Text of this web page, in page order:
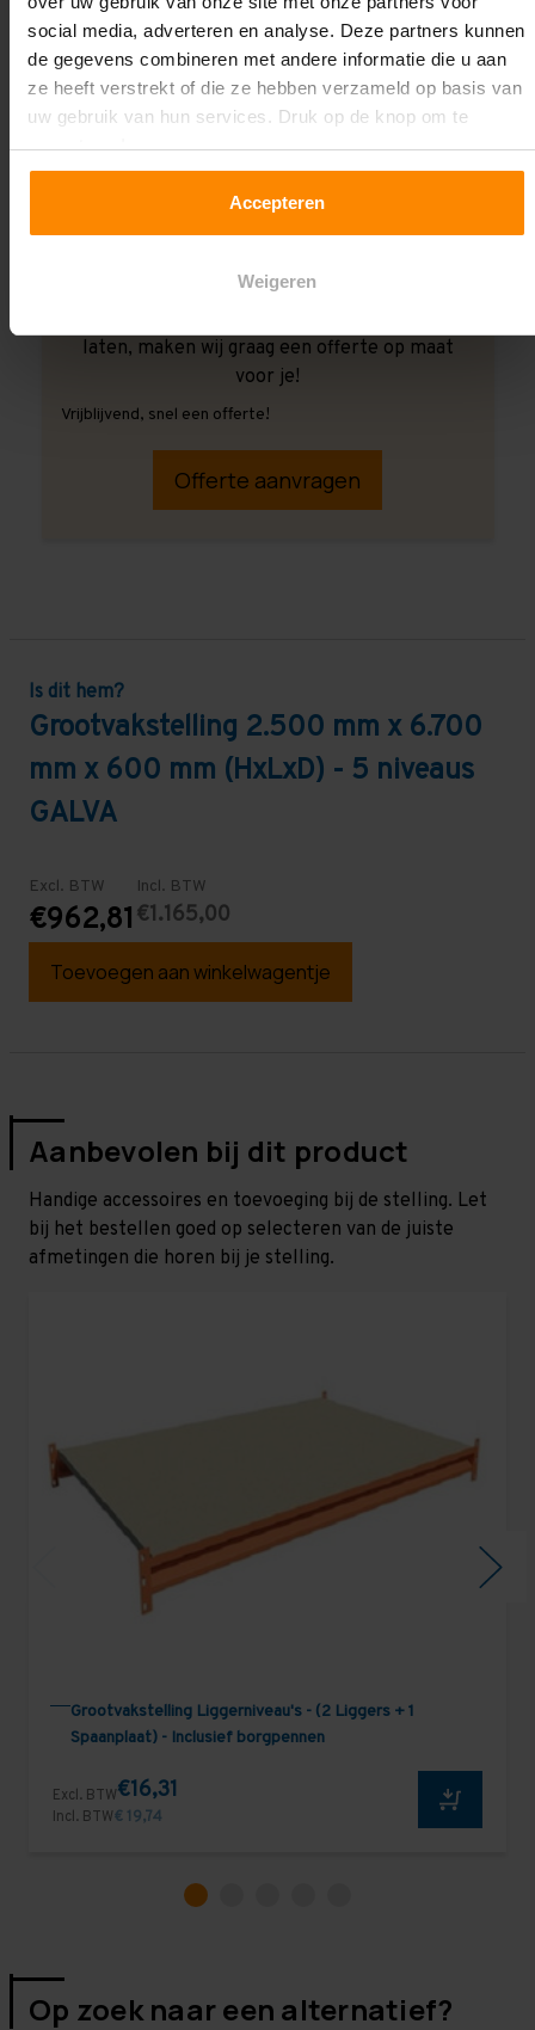
social media, adverteren en analyse. Deze partners kunnen
de gegevens combineren met andere informatie die u aan
ze heeft verstrekt of die ze hebben verzameld op basis van
uw gebruik van hun services. Druk op de knop om te
accepteren!
Accepteren
Weigeren
laten, maken wij graag een offerte op maat
voor je!
Vrijblijvend, snel een offerte!
Offerte aanvragen
Is dit hem?
Grootvakstelling 2.500 mm x 6.700
mm x 600 mm (HxLxD) - 5 niveaus
GALVA
Excl. BTW
€962,81
Incl. BTW
€1.165,00
Toevoegen aan winkelwagentje
Aanbevolen bij dit product
Handige accessoires en toevoeging bij de stelling. Let
bij het bestellen goed op selecteren van de juiste
afmetingen die horen bij je stelling.
Grootvakstelling Liggerniveau's - (2 Liggers + 1
Spaanplaat) - Inclusief borgpennen
Excl. BTW€16,31
Incl. BTW€ 19,74
Op zoek naar een alternatief?